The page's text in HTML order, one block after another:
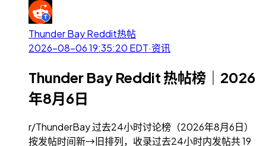
Thunder Bay Reddit热帖
2026-08-06 19:35:20 EDT·资讯
Thunder Bay Reddit 热帖榜｜2026
年8月6日
r/ThunderBay 过去24小时讨论榜（2026年8月6日）
按发帖时间新→旧排列，收录过去24小时内发帖共 19